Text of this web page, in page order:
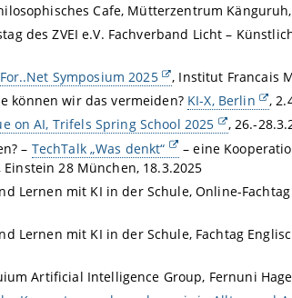
Cafe, Mütterzentrum
des ZVEI e.V. Fachverband Licht –
For..Net Symposium 2025
, Institut Francais
können wir das vermeiden? KI-X, Berlin
,
on AI, Trifels Spring School 2025
, 26.-
– TechTalk „Was denkt“ – eine
28 München, 18.3.2025
Lernen mit KI in der Schule, Online-
Lernen mit KI in der Schule, Fachtag
Artificial Intelligence Group, Fernuni